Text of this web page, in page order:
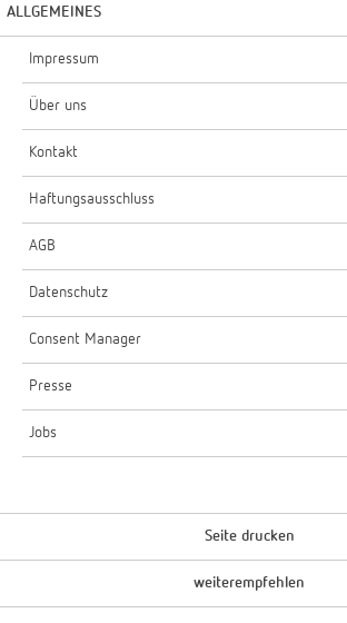
ALLGEMEINES
Impressum
Über uns
Kontakt
Haftungsausschluss
AGB
Datenschutz
Consent Manager
Presse
Jobs
Seite drucken
weiterempfehlen